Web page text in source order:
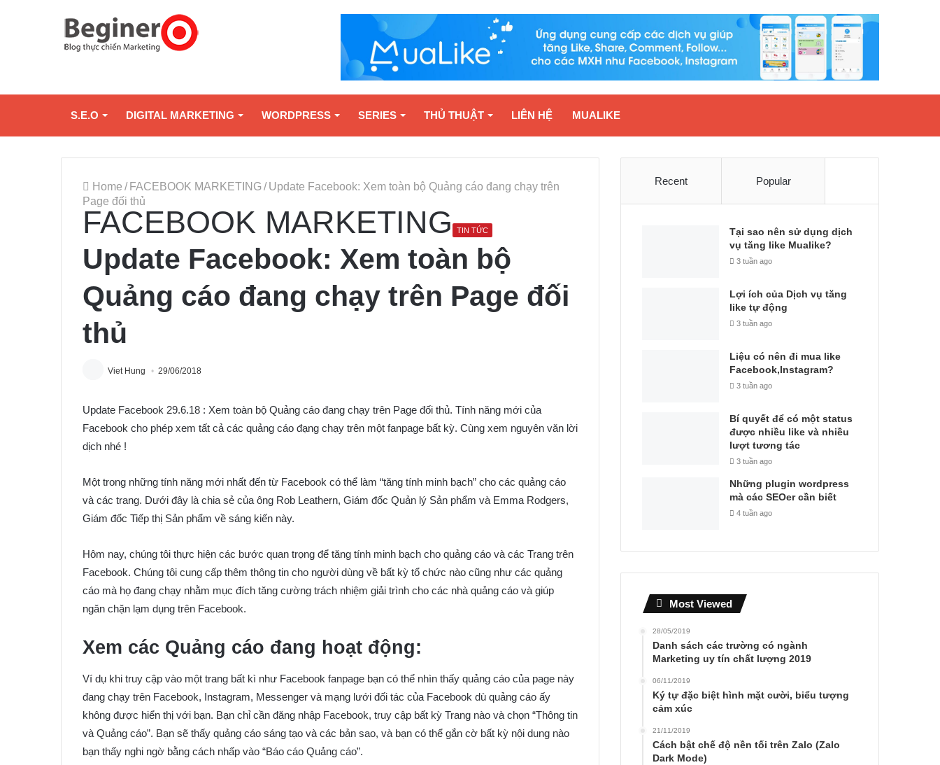
S.E.O DIGITAL MARKETING WORDPRESS SERIES THỦ THUẬT LIÊN HỆ MUALIKE
Home / FACEBOOK MARKETING/ Update Facebook: Xem toàn bộ Quảng cáo đang chạy trên
Page đối thủ
FACEBOOK MARKETING TIN TỨC
Update Facebook: Xem toàn bộ
Quảng cáo đang chạy trên Page đối
thủ
Viet Hung 29/06/2018
Update Facebook 29.6.18 : Xem toàn bộ Quảng cáo đang chạy trên Page đối thủ. Tính năng mới của
Facebook cho phép xem tất cả các quảng cáo đạng chạy trên một fanpage bất kỳ. Cùng xem nguyên văn lời
dịch nhé !
Một trong những tính năng mới nhất đến từ Facebook có thể làm “tăng tính minh bạch” cho các quảng cáo
và các trang. Dưới đây là chia sẻ của ông Rob Leathern, Giám đốc Quản lý Sản phẩm và Emma Rodgers,
Giám đốc Tiếp thị Sản phẩm về sáng kiến này.
Hôm nay, chúng tôi thực hiện các bước quan trọng để tăng tính minh bạch cho quảng cáo và các Trang trên
Facebook. Chúng tôi cung cấp thêm thông tin cho người dùng về bất kỳ tổ chức nào cũng như các quảng
cáo mà họ đang chạy nhằm mục đích tăng cường trách nhiệm giải trình cho các nhà quảng cáo và giúp
ngăn chặn lạm dụng trên Facebook.
Xem các Quảng cáo đang hoạt động:
Ví dụ khi truy cập vào một trang bất kì như Facebook fanpage bạn có thể nhìn thấy quảng cáo của page này
đang chạy trên Facebook, Instagram, Messenger và mạng lưới đối tác của Facebook dù quảng cáo ấy
không được hiển thị với bạn. Bạn chỉ cần đăng nhập Facebook, truy cập bất kỳ Trang nào và chọn “Thông tin
và Quảng cáo”. Bạn sẽ thấy quảng cáo sáng tạo và các bản sao, và bạn có thể gắn cờ bất kỳ nội dung nào
bạn thấy nghi ngờ bằng cách nhấp vào “Báo cáo Quảng cáo”.
Recent Popular
Tại sao nên sử dụng dịch
vụ tăng like Mualike?
3 tuần ago
Lợi ích của Dịch vụ tăng
like tự động
3 tuần ago
Liệu có nên đi mua like
Facebook,Instagram?
3 tuần ago
Bí quyết để có một status
được nhiều like và nhiều
lượt tương tác
3 tuần ago
Những plugin wordpress
mà các SEOer cần biết
4 tuần ago
Most Viewed
28/05/2019
Danh sách các trường có ngành
Marketing uy tín chất lượng 2019
06/11/2019
Ký tự đặc biệt hình mặt cười, biểu tượng
cảm xúc
21/11/2019
Cách bật chế độ nền tối trên Zalo (Zalo
Dark Mode)